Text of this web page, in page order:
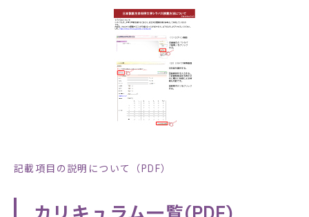
記載項目の説明について（PDF）